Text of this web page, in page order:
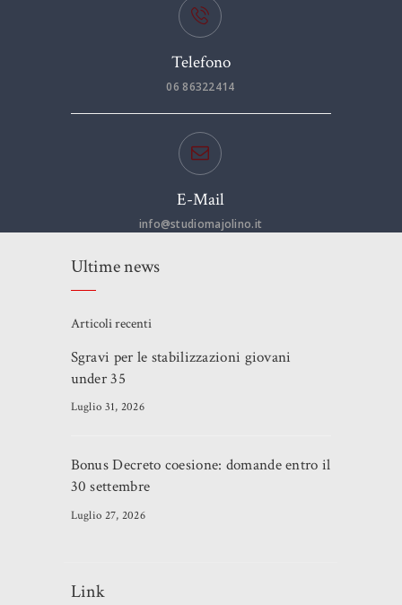
Telefono
06 86322414
E-Mail
info@studiomajolino.it
Ultime news
Articoli recenti
Sgravi per le stabilizzazioni giovani
under 35
Luglio 31, 2026
Bonus Decreto coesione: domande entro il
30 settembre
Luglio 27, 2026
Link